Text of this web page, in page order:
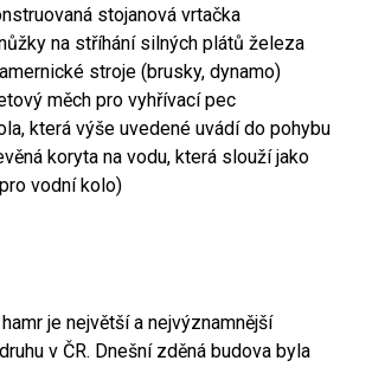
stojanová vrtačka
na stříhání silných plátů železa
stroje (brusky, dynamo)
měch pro vyhřívací pec
která výše uvedené uvádí do pohybu
koryta na vodu, která slouží jako
vodní kolo)
je největší a nejvýznamnější
v ČR. Dnešní zděná budova byla